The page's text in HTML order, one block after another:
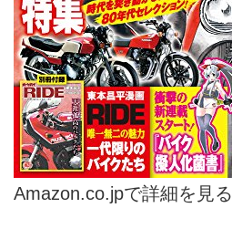
Amazon.co.jpで詳細を見る